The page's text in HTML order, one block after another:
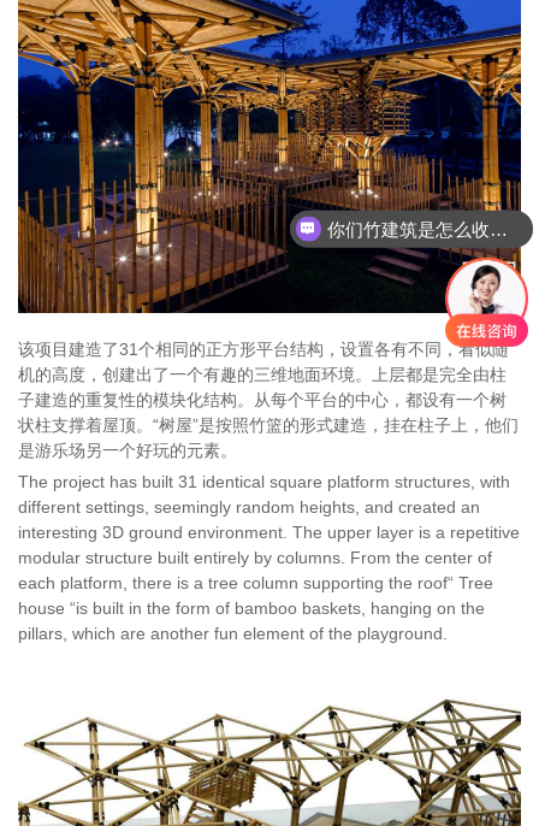
该项目建造了31个相同的正方形平台结构，设置各有不同，看似随
机的高度，创建出了一个有趣的三维地面环境。上层都是完全由柱
子建造的重复性的模块化结构。从每个平台的中心，都设有一个树
状柱支撑着屋顶。“树屋”是按照竹篮的形式建造，挂在柱子上，他们
是游乐场另一个好玩的元素。
The project has built 31 identical square platform structures, with
different settings, seemingly random heights, and created an
interesting 3D ground environment. The upper layer is a repetitive
modular structure built entirely by columns. From the center of
each platform, there is a tree column supporting the roof“ Tree
house “is built in the form of bamboo baskets, hanging on the
pillars, which are another fun element of the playground.